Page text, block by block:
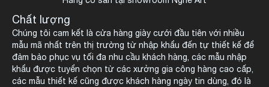
Chất lượng
Chúng tôi cam kết là cửa hàng giày cưới đầu tiên với nhiều
mẫu mã nhất trên thị trường từ nhập khẩu đến tự thiết kế để
đảm bảo phục vụ tối đa nhu cầu khách hàng, các mẫu nhập
khẩu được tuyển chọn từ các xưởng gia công hàng cao cấp,
các mẫu thiết kế cũng được khách hàng ngày tin dùng, đó là